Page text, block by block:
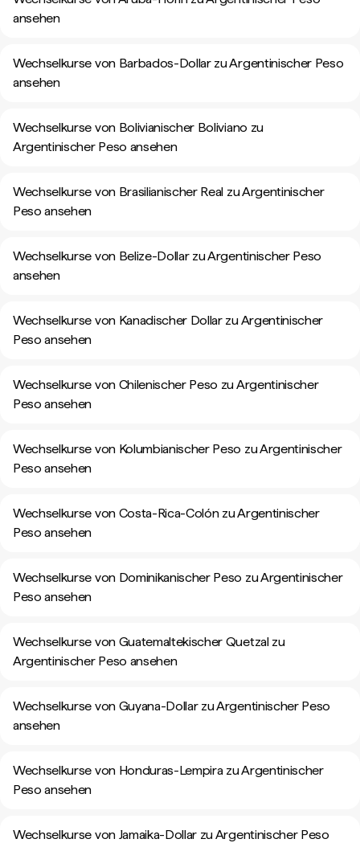
ansehen
Wechselkurse von Barbados-Dollar zu Argentinischer Peso
ansehen
Wechselkurse von Bolivianischer Boliviano zu
Argentinischer Peso ansehen
Wechselkurse von Brasilianischer Real zu Argentinischer
Peso ansehen
Wechselkurse von Belize-Dollar zu Argentinischer Peso
ansehen
Wechselkurse von Kanadischer Dollar zu Argentinischer
Peso ansehen
Wechselkurse von Chilenischer Peso zu Argentinischer
Peso ansehen
Wechselkurse von Kolumbianischer Peso zu Argentinischer
Peso ansehen
Wechselkurse von Costa-Rica-Colón zu Argentinischer
Peso ansehen
Wechselkurse von Dominikanischer Peso zu Argentinischer
Peso ansehen
Wechselkurse von Guatemaltekischer Quetzal zu
Argentinischer Peso ansehen
Wechselkurse von Guyana-Dollar zu Argentinischer Peso
ansehen
Wechselkurse von Honduras-Lempira zu Argentinischer
Peso ansehen
Wechselkurse von Jamaika-Dollar zu Argentinischer Peso